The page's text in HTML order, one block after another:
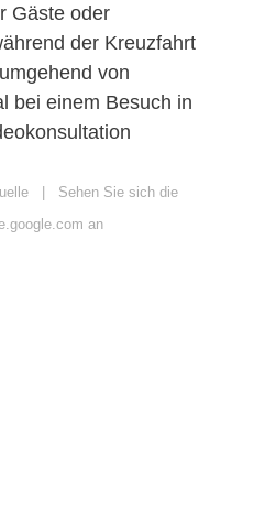
Gäste oder
der Kreuzfahrt
von
bei einem Besuch in
| Sehen Sie sich die
an